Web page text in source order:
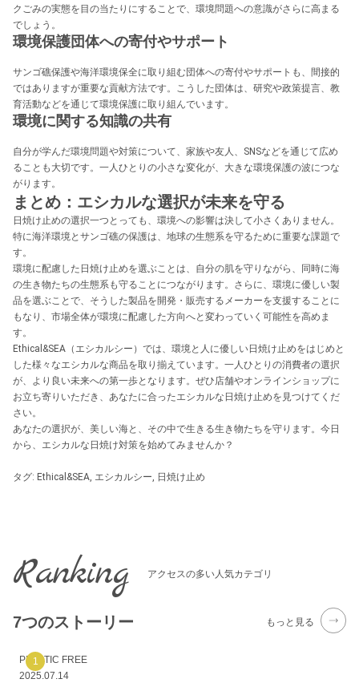
クごみの実態を目の当たりにすることで、環境問題への意識がさらに高まる
でしょう。
環境保護団体への寄付やサポート
サンゴ礁保護や海洋環境保全に取り組む団体への寄付やサポートも、間接的
ではありますが重要な貢献方法です。こうした団体は、研究や政策提言、教
育活動などを通じて環境保護に取り組んでいます。
環境に関する知識の共有
自分が学んだ環境問題や対策について、家族や友人、SNSなどを通じて広め
ることも大切です。一人ひとりの小さな変化が、大きな環境保護の波につな
がります。
まとめ：エシカルな選択が未来を守る
日焼け止めの選択一つとっても、環境への影響は決して小さくありません。
特に海洋環境とサンゴ礁の保護は、地球の生態系を守るために重要な課題で
す。
環境に配慮した日焼け止めを選ぶことは、自分の肌を守りながら、同時に海
の生き物たちの生態系も守ることにつながります。さらに、環境に優しい製
品を選ぶことで、そうした製品を開発・販売するメーカーを支援することに
もなり、市場全体が環境に配慮した方向へと変わっていく可能性を高めま
す。
Ethical&SEA（エシカルシー）では、環境と人に優しい日焼け止めをはじめと
した様々なエシカルな商品を取り揃えています。一人ひとりの消費者の選択
が、より良い未来への第一歩となります。ぜひ店舗やオンラインショップに
お立ち寄りいただき、あなたに合ったエシカルな日焼け止めを見つけてくだ
さい。
あなたの選択が、美しい海と、その中で生きる生き物たちを守ります。今日
から、エシカルな日焼け対策を始めてみませんか？
タグ: Ethical&SEA, エシカルシー, 日焼け止め
Ranking アクセスの多い人気カテゴリ
7つのストーリー もっと見る
PLASTIC FREE
2025.07.14